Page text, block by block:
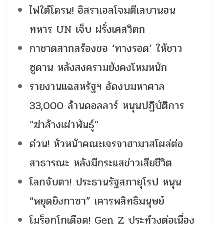
ไฟใต้โดรน! อิสราเอลโจมตีเลบานอน
ทหาร UN เจ็บ ฝรั่งเศสวิตก
กาชาดสากลร้องขอ ‘ทางรอด’ ให้ชาว
ซูดาน หลังสงครามยังคงโหมหนัก
รายงานแฉสหรัฐฯ อัดงบมหาศาล
33,000 ล้านดอลลาร์ หนุนปฏิบัติการ
“ฆ่าล้างเผ่าพันธุ์”
ด่วน! หัวหน้าคณะเจรจาฮามาสโผล่ต่อ
สาธารณะ หลังมีกระแสข่าวเสียชีวิต
โลกจับตา! ประธานรัฐสภายุโรป หนุน
“หยุดยิงกาซา” เคารพสิทธิมนุษย์
โมร็อกโกเดือด! Gen Z ประท้วงต่อเนื่อง